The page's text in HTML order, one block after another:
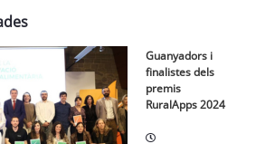
Guanyadors i
finalistes dels
premis
RuralApps 2024